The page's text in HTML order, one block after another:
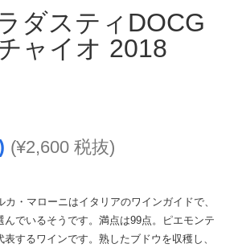
ダスティDOCG
ャイオ 2018
(¥2,600 税抜)
・マローニはイタリアのワインガイドで、
でいるそうです。満点は99点。ピエモンテ
するワインです。熟したブドウを収穫し、